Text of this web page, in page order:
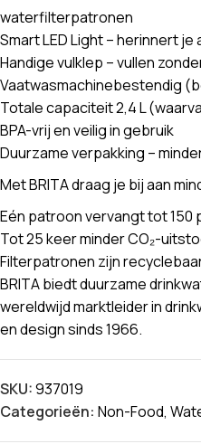
waterfilterpatronen
Smart LED Light – herinnert
Handige vulklep – vullen
Vaatwasmachinebestendig
Totale capaciteit 2,4 L
BPA-vrij en veilig in gebruik
Duurzame verpakking –
Met BRITA draag je bij aan
Eén patroon vervangt tot 150
Tot 25 keer minder CO₂-
Filterpatronen zijn
BRITA biedt duurzame
wereldwijd marktleider in
en design sinds 1966.
SKU:937019
Categorieën: Non-Food,